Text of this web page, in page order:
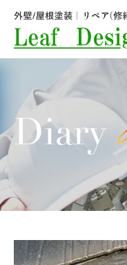
Diary